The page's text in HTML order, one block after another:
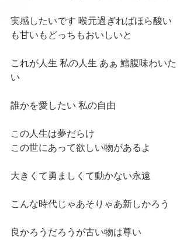
実感したいです 喉元過ぎればほら酸い
も甘いもどっちもおいしいと
これが人生 私の人生 あぁ 鱈腹味わいた
い
誰かを愛したい 私の自由
この人生は夢だらけ
この世にあって欲しい物があるよ
大きくて勇ましくて動かない永遠
こんな時代じゃあそりゃあ新しかろう
良かろうだろうが古い物は尊い